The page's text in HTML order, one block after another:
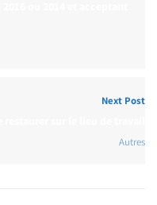
Next Post
Autres